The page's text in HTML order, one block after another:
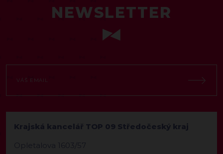
NEWSLETTER
Krajská kancelář TOP 09 Středočeský kraj
Opletalova 1603/57